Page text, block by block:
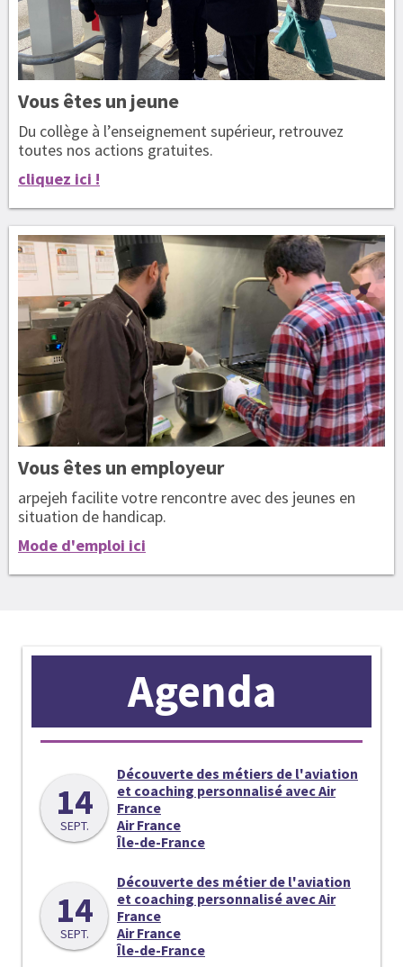
Vous êtesun jeune
Du collège à l’enseignement supérieur, retrouvez
toutes nos actions gratuites.
cliquez ici !
Vous êtesun employeur
arpejeh facilite votre rencontre avec des jeunes en
situation de handicap.
Mode d'emploi ici
Agenda
14
SEPT.
Découverte des métiers de l'aviation
et coaching personnalisé avec Air
France
Air France
Île-de-France
14
SEPT.
Découverte des métier de l'aviation
et coaching personnalisé avec Air
France
Air France
Île-de-France